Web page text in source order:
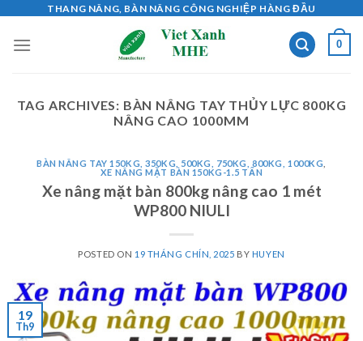
content
THANG NÂNG, BÀN NÂNG CÔNG NGHIỆP HÀNG ĐẦU
0
TAG ARCHIVES: BÀN NÂNG TAY THỦY LỰC 800KG
NÂNG CAO 1000MM
BÀN NÂNG TAY 150KG, 350KG, 500KG, 750KG, 800KG, 1000KG
XE NÂNG MẶT BÀN 150KG-1.5 TẤN
Xe nâng mặt bàn 800kg nâng cao 1 mét
WP800 NIULI
POSTED ON 19 THÁNG CHÍN, 2025 BY HUYEN
19
Th9